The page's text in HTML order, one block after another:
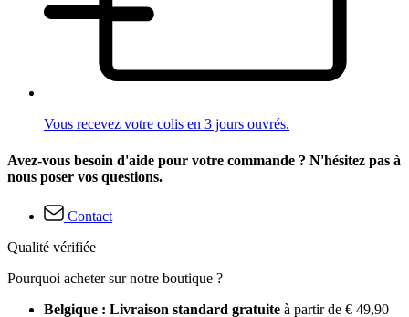
Vous recevez votre colis en 3 jours ouvrés.
Avez-vous besoin d'aide pour votre commande ? N'hésitez pas à
nous poser vos questions.
Contact
Qualité vérifiée
Pourquoi acheter sur notre boutique ?
Belgique : Livraison standard gratuite à partir de € 49,90